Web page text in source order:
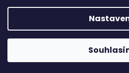
Copyright 2026Zdravotní
práva